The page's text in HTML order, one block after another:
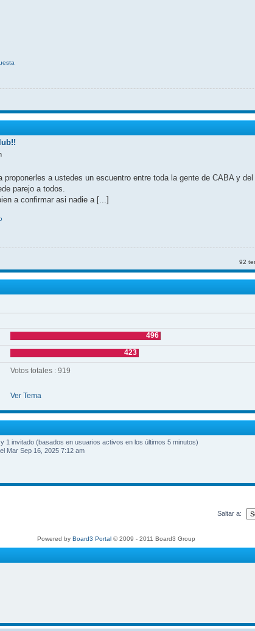
a ustedes un escuentro entre toda la gente de CABA y
parejo a todos.
a confirmar asi nadie a [...]
92
496
423
Votos totales : 919
Ver Tema
1 invitado (basados en usuarios activos en los últimos 5 minutos)
el Mar Sep 16, 2025 7:12 am
Saltar a:
Powered by Board3 Portal © 2009 - 2011 Board3 Group